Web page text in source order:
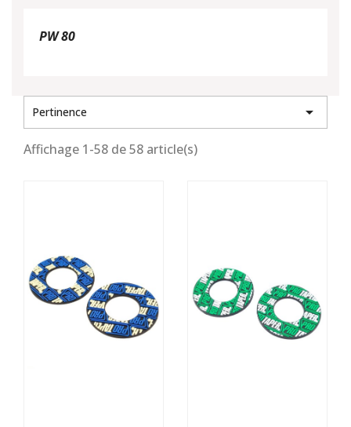
PW 80
Pertinence 
Affichage 1-58 de 58 article(s)